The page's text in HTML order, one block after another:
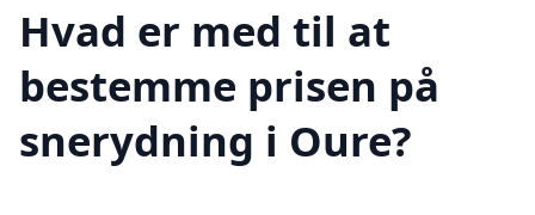
Hvad er med til at
bestemme prisen på
snerydning i Oure?